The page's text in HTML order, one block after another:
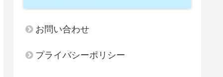
お問い合わせ
プライバシーポリシー